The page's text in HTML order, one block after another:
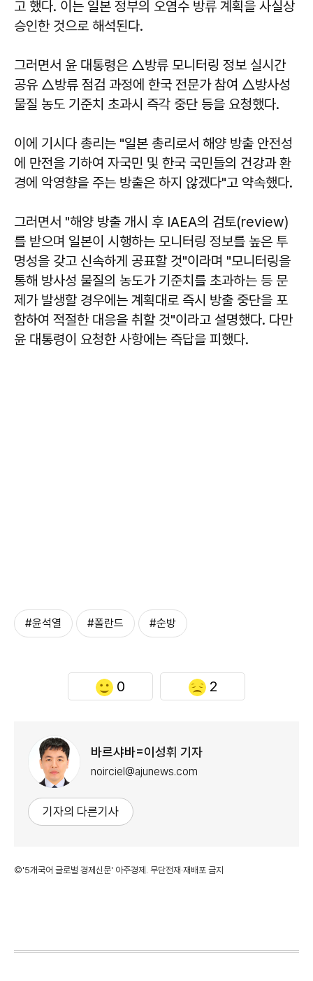
고 했다. 이는 일본 정부의 오염수 방류 계획을 사실상
승인한 것으로 해석된다.
그러면서 윤 대통령은 △방류 모니터링 정보 실시간
공유 △방류 점검 과정에 한국 전문가 참여 △방사성
물질 농도 기준치 초과시 즉각 중단 등을 요청했다.
이에 기시다 총리는 "일본 총리로서 해양 방출 안전성
에 만전을 기하여 자국민 및 한국 국민들의 건강과 환
경에 악영향을 주는 방출은 하지 않겠다"고 약속했다.
그러면서 "해양 방출 개시 후 IAEA의 검토(review)
를 받으며 일본이 시행하는 모니터링 정보를 높은 투
명성을 갖고 신속하게 공표할 것"이라며 "모니터링을
통해 방사성 물질의 농도가 기준치를 초과하는 등 문
제가 발생할 경우에는 계획대로 즉시 방출 중단을 포
함하여 적절한 대응을 취할 것"이라고 설명했다. 다만
윤 대통령이 요청한 사항에는 즉답을 피했다.
#윤석열 #폴란드 #순방
0 2
바르샤바=이성휘 기자
noirciel@ajunews.com
기자의 다른기사
©'5개국어 글로벌 경제신문' 아주경제. 무단전재·재배포 금지